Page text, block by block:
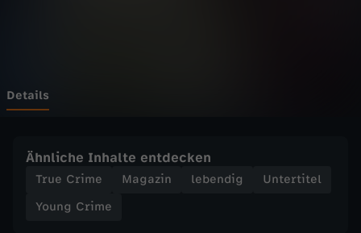
r
g
e
Details
Ähnliche Inhalte entdecken
True Crime Magazin lebendig
Untertitel
Young Crime